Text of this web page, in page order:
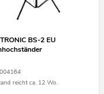
BS-2 EU
reicht ca. 12 Wo.